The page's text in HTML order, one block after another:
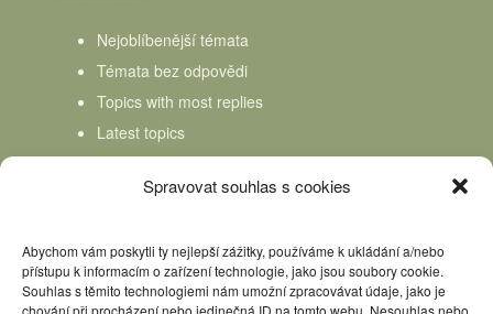
Spravovat souhlas s cookies
Abychom vám poskytli ty nejlepší zážitky, používáme k ukládání a/nebo
přístupu k informacím o zařízení technologie, jako jsou soubory cookie.
Souhlas s těmito technologiemi nám umožní zpracovávat údaje, jako je
chování při procházení nebo jedinečná ID na tomto webu. Nesouhlas nebo
Nejoblíbenější témata
Témata bez odpovědi
Topics with most replies
Latest topics
Topics Freshness